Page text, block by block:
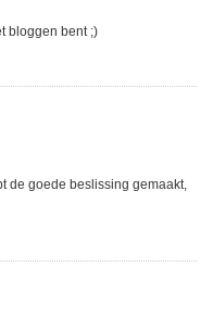
bloggen bent ;)
de goede beslissing gemaakt,